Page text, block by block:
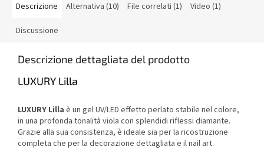
Descrizione Alternativa (10) File correlati (1) Video (1)
Discussione
Descrizione dettagliata del prodotto
LUXURY Lilla
LUXURY Lilla è un gel UV/LED effetto perlato stabile nel colore,
in una profonda tonalità viola con splendidi riflessi diamante.
Grazie alla sua consistenza, è ideale sia per la ricostruzione
completa che per la decorazione dettagliata e il nail art.